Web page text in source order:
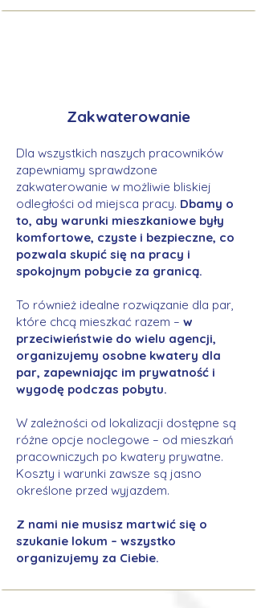
Zakwaterowanie
Dla wszystkich naszych pracowników
zapewniamy sprawdzone
zakwaterowanie w możliwie bliskiej
odległości od miejsca pracy. Dbamy o
to, aby warunki mieszkaniowe były
komfortowe, czyste i bezpieczne, co
pozwala skupić się na pracy i
spokojnym pobycie za granicą.
To również idealne rozwiązanie dla par,
które chcą mieszkać razem – w
przeciwieństwie do wielu agencji,
organizujemy osobne kwatery dla
par, zapewniając im prywatność i
wygodę podczas pobytu.
W zależności od lokalizacji dostępne są
różne opcje noclegowe – od mieszkań
pracowniczych po kwatery prywatne.
Koszty i warunki zawsze są jasno
określone przed wyjazdem.
Z nami nie musisz martwić się o
szukanie lokum – wszystko
organizujemy za Ciebie.